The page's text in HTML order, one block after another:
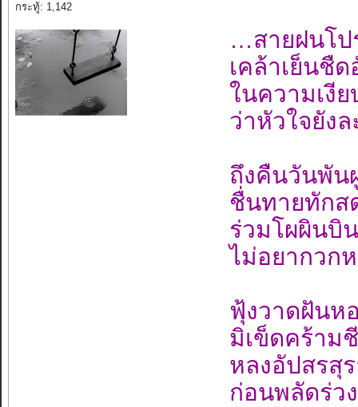
กระทู้: 1,142
…สายฝนโ
เคล้าเย็นชื
ในความเงี
ว่าหัวใจยังล
ถึงคืนวันพัน
ชื่นทายทักส
ร่วมโผผินบิ
ไม่อยากวก
ฟุ้งวาดฝันห
มิเข็ดคร้าม
หลงอัปสรสุ
ก่อนพลัดร่ว